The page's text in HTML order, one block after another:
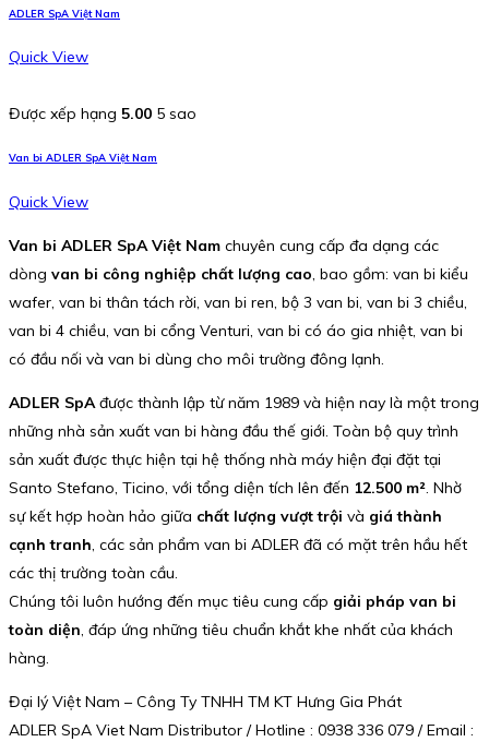
ADLER SpA Việt Nam
Quick View
Được xếp hạng 5.00 5 sao
Van bi ADLER SpA Việt Nam
Quick View
Van bi ADLER SpA Việt Nam chuyên cung cấp đa dạng các
dòng van bi công nghiệp chất lượng cao, bao gồm: van bi kiểu
wafer, van bi thân tách rời, van bi ren, bộ 3 van bi, van bi 3 chiều,
van bi 4 chiều, van bi cổng Venturi, van bi có áo gia nhiệt, van bi
có đầu nối và van bi dùng cho môi trường đông lạnh.
ADLER SpAđược thành lập từ năm 1989 và hiện nay là một trong
những nhà sản xuất van bi hàng đầu thế giới. Toàn bộ quy trình
sản xuất được thực hiện tại hệ thống nhà máy hiện đại đặt tại
Santo Stefano, Ticino, với tổng diện tích lên đến 12.500 m². Nhờ
sự kết hợp hoàn hảo giữa chất lượng vượt trội và giá thành
cạnh tranh, các sản phẩm van bi ADLER đã có mặt trên hầu hết
các thị trường toàn cầu.
Chúng tôi luôn hướng đến mục tiêu cung cấp giải pháp van bi
toàn diện, đáp ứng những tiêu chuẩn khắt khe nhất của khách
hàng.
Đại lý Việt Nam – Công Ty TNHH TM KT Hưng Gia Phát
ADLER SpA Viet Nam Distributor / Hotline : 0938 336 079 / Email :